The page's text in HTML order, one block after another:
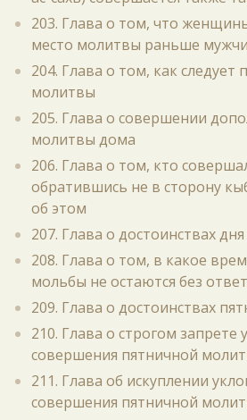
203. Глава о том, что
место молитвы раньше
204. Глава о том, как следует
молитвы
205. Глава о совершении
молитвы дома
206. Глава о том, кто
обратившись не в сторону
об этом
207. Глава о достоинствах
208. Глава о том, в какое
мольбы не остаются без
209. Глава о достоинствах
210. Глава о строгом запрете
совершения пятничной
211. Глава об искуплении
совершения пятничной